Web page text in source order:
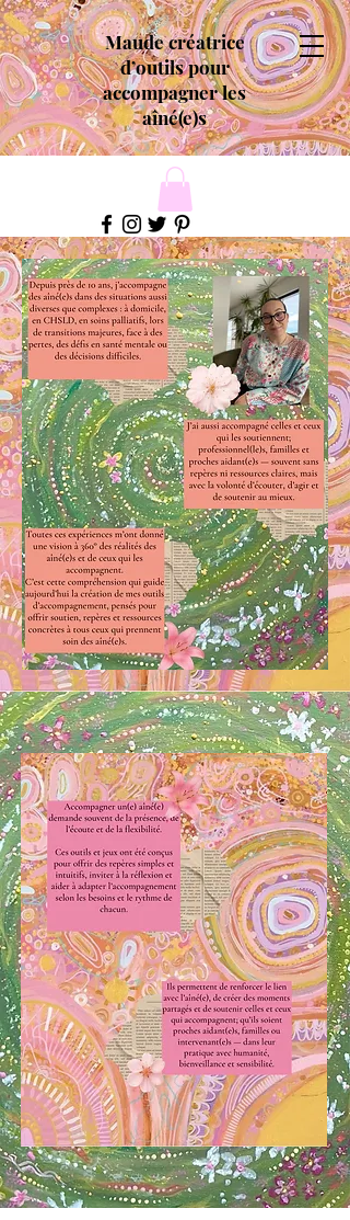
Maude créatrice
d’outils pour
accompagner les
aîné(e)s